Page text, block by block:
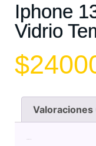
Iphone
Vidrio
$
Valoraciones